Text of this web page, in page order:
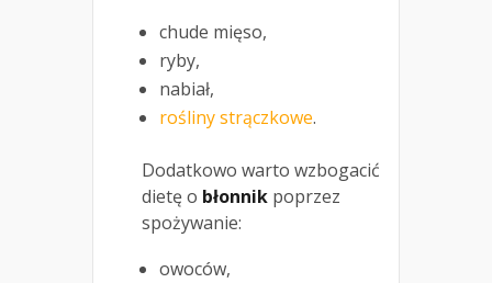
chude mięso,
ryby,
nabiał,
rośliny strączkowe.
Dodatkowo warto wzbogacić
dietę o błonnik poprzez
spożywanie:
owoców,